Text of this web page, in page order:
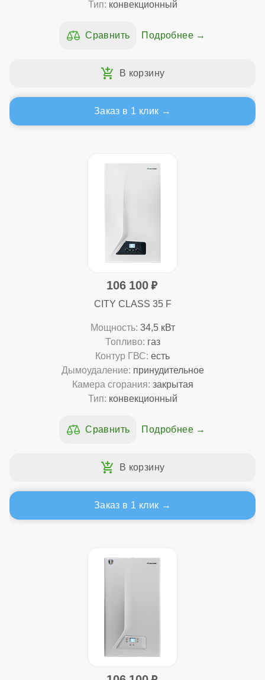
Тип: конвекционный
Подробнее
Заказ в 1 клик
106 100
CITY CLASS 35 F
Мощность: 34,5 кВт
Топливо: газ
Контур ГВС: есть
Дымоудаление: принудительное
Камера сгорания: закрытая
Тип: конвекционный
Подробнее
Заказ в 1 клик